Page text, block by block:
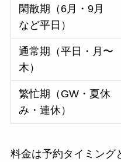
閑散期（6月・9月
など平日）
通常期（平日・月〜
木）
繁忙期（GW・夏休
み・連休）
料金は予約タイミング